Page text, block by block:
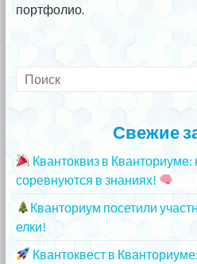
портфолио.
Свежие
Квантоквиз в
соревнуются в знаниях!
Кванториум посетили
елки!
Квантоквест в